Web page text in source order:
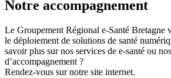
Notre accompagnement
Le Groupement Régional e-Santé Bretagne
le déploiement de solutions de santé
savoir plus sur nos services de e-santé ou
d’accompagnement ?
Rendez-vous sur notre site internet.